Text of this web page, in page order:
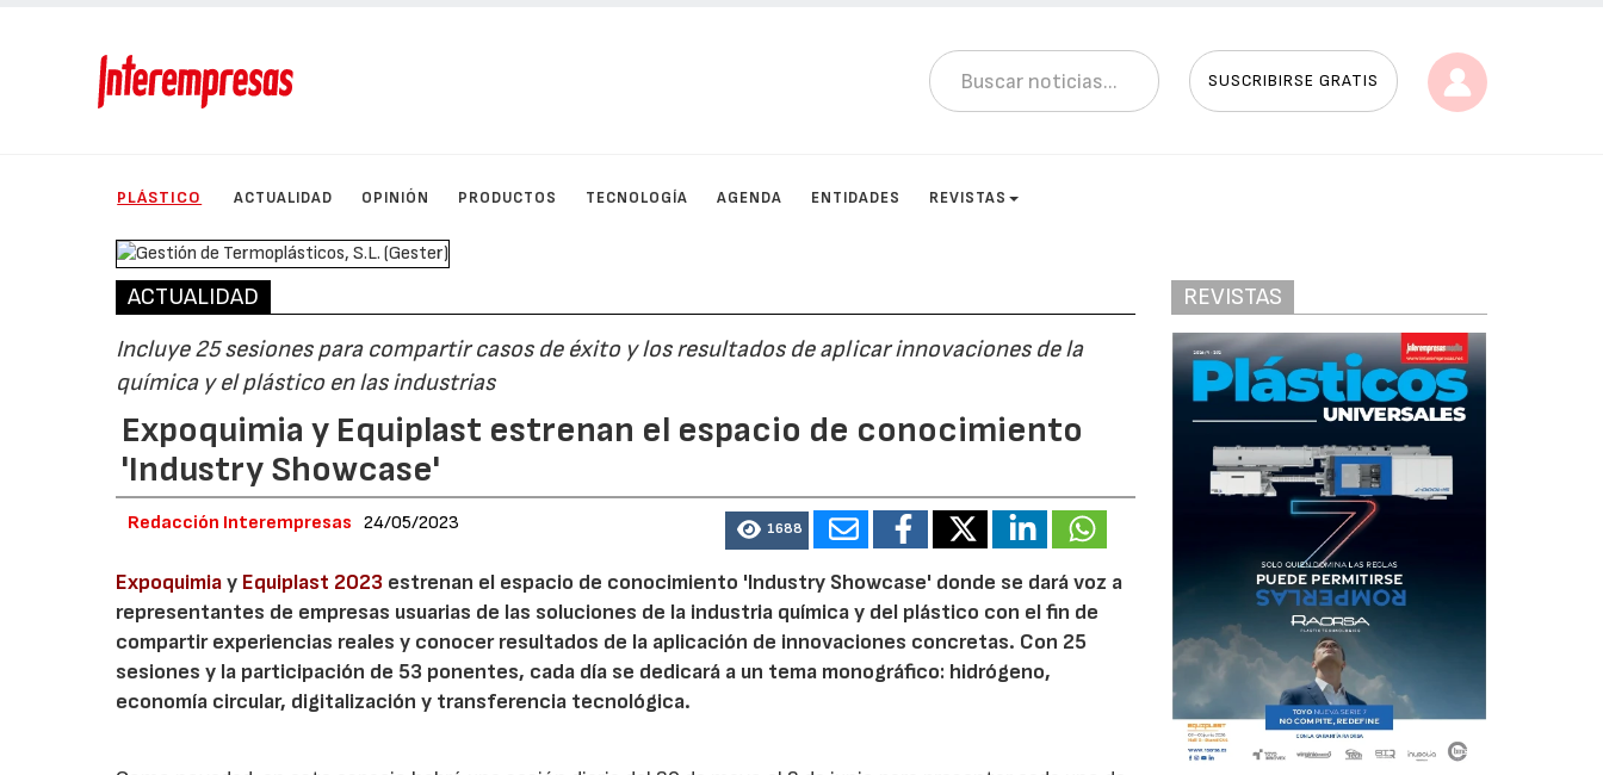
SUSCRIBIRSE GRATIS
PLÁSTICO ACTUALIDAD OPINIÓN PRODUCTOS TECNOLOGÍA AGENDA ENTIDADES REVISTAS
ACTUALIDAD
Incluye 25 sesiones para compartir casos de éxito y los resultados de aplicar innovaciones de la
química y el plástico en las industrias
Expoquimia y Equiplast estrenan el espacio de conocimiento
'Industry Showcase'
Redacción Interempresas 24/05/2023 1688
Expoquimiay Equiplast 2023 estrenan el espacio de conocimiento 'Industry Showcase' donde se dará voz a
representantes de empresas usuarias de las soluciones de la industria química y del plástico con el fin de
compartir experiencias reales y conocer resultados de la aplicación de innovaciones concretas. Con 25
sesiones y la participación de 53 ponentes, cada día se dedicará a un tema monográfico: hidrógeno,
economía circular, digitalización y transferencia tecnológica.
REVISTAS